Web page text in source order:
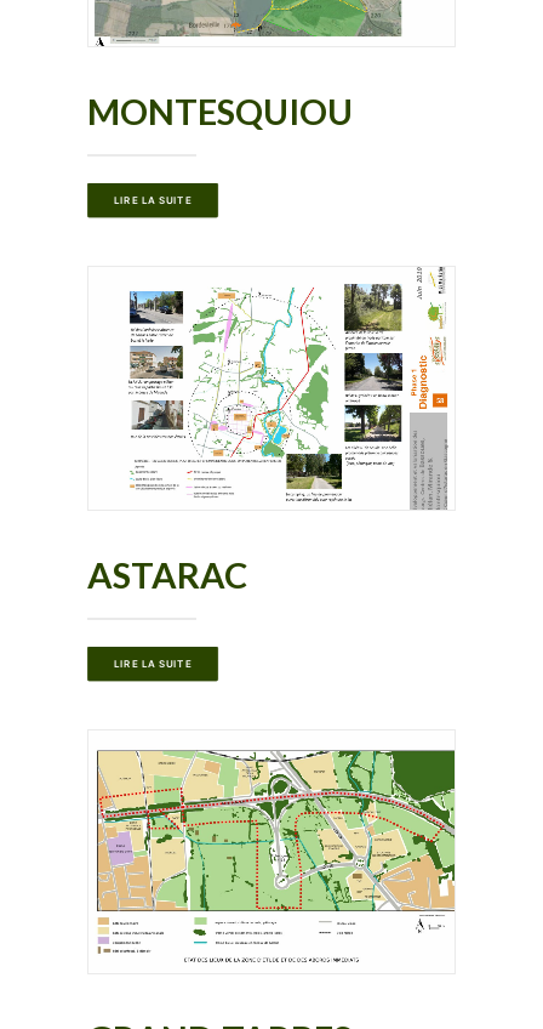
MONTESQUIOU
LIRE LA SUITE
ASTARAC
LIRE LA SUITE